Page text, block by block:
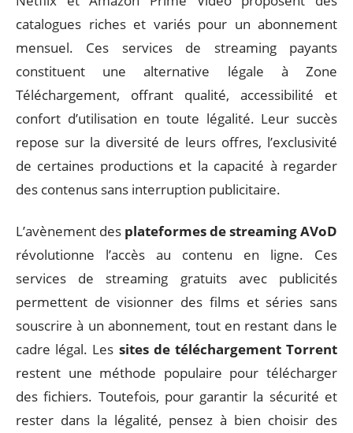
catalogues riches et variés pour un abonnement
mensuel. Ces services de streaming payants
constituent une alternative légale à Zone
Téléchargement, offrant qualité, accessibilité et
confort d’utilisation en toute légalité. Leur succès
repose sur la diversité de leurs offres, l’exclusivité
de certaines productions et la capacité à regarder
des contenus sans interruption publicitaire.
L’avènement des plateformes de streaming AVoD
révolutionne l’accès au contenu en ligne. Ces
services de streaming gratuits avec publicités
permettent de visionner des films et séries sans
souscrire à un abonnement, tout en restant dans le
cadre légal. Les sites de téléchargement Torrent
restent une méthode populaire pour télécharger
des fichiers. Toutefois, pour garantir la sécurité et
rester dans la légalité, pensez à bien choisir des